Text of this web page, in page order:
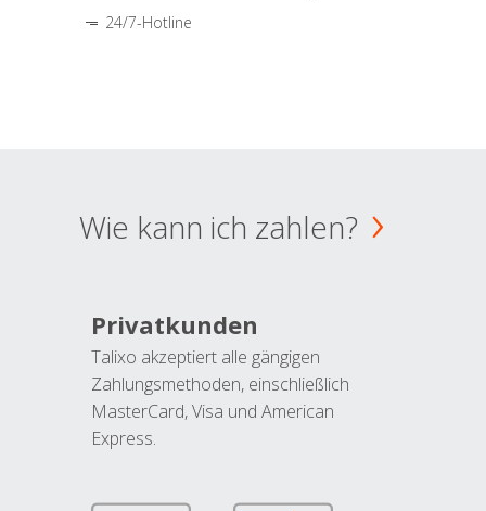
24/7-Hotline
Wie kann ich zahlen?
Privatkunden
Talixo akzeptiert alle gängigen
Zahlungsmethoden, einschließlich
MasterCard, Visa und American
Express.